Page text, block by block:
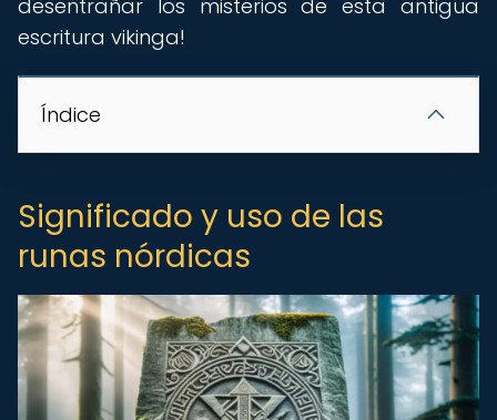
desentrañar los misterios de esta antigua
escritura vikinga!
Índice
Significado y uso de las
runas nórdicas